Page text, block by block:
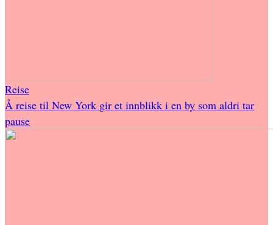
Reise
Å reise til New York gir et innblikk i en by som aldri tar
pause